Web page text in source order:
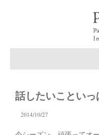
話したいこといっ
2014/10/27